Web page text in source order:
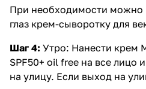
При необходимости можно
глаз крем-сыворотку для
Шаг 4: Утро: Нанести крем
SPF50+ oil free на все лицо
на улицу. Если выход на